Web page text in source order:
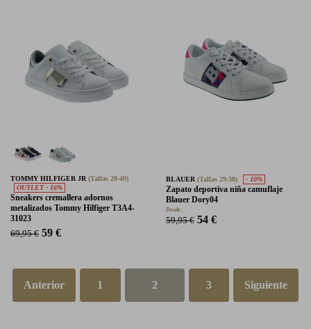
TOMMY HILFIGER JR (Tallas 28-40)
OUTLET - 16%
Sneakers cremallera adornos
metalizados Tommy Hilfiger T3A4-
31023
69,95 € 59 €
BLAUER (Tallas 29-38) - 10%
Zapato deportiva niña camuflaje
Blauer Dory04
Desde:
59,95 € 54 €
Anterior 1 2 3 Siguiente